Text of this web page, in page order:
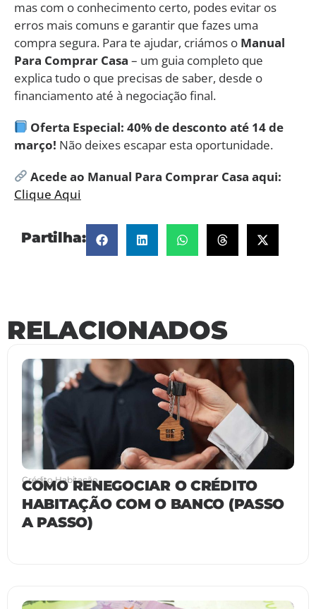
mas com o conhecimento certo, podes evitar os
erros mais comuns e garantir que fazes uma
compra segura. Para te ajudar, criámos o Manual
Para Comprar Casa – um guia completo que
explica tudo o que precisas de saber, desde o
financiamento até à negociação final.
Oferta Especial: 40% de desconto até 14 de
março! Não deixes escapar esta oportunidade.
Acede ao Manual Para Comprar Casa aqui:
Clique Aqui
Partilha:
RELACIONADOS
Crédito Habitação
COMO RENEGOCIAR O CRÉDITO
HABITAÇÃO COM O BANCO (PASSO
A PASSO)